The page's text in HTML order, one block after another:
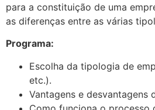
para a constituição de uma
as diferenças entre as várias
Programa:
Escolha da tipologia de
etc.).
Vantagens e desvantagens